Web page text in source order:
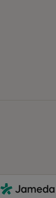
Kontakt
Jameda - Startseite